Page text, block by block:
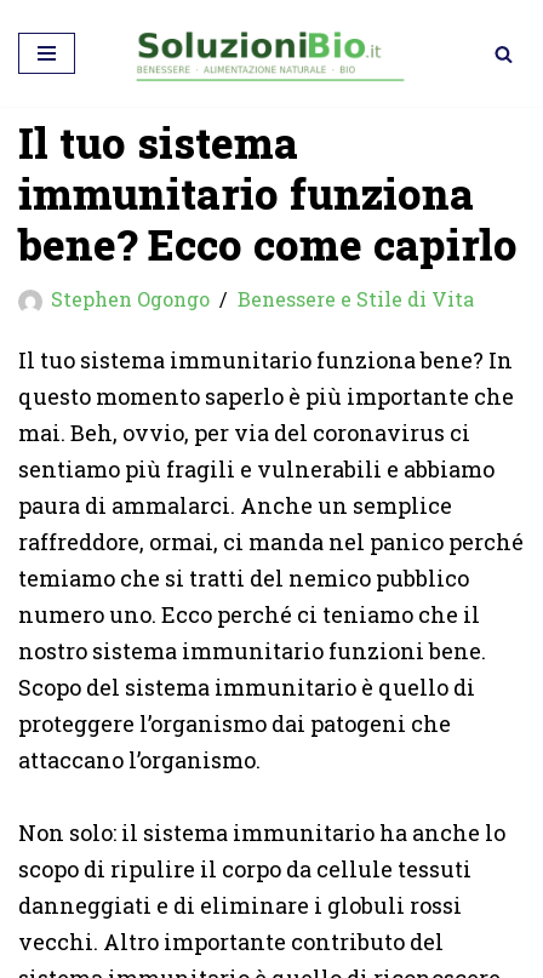
Vai
contenuto
Il tuo sistema
immunitario funziona
bene? Ecco come capirlo
Stephen Ogongo Benessere e Stile di Vita
Il tuo sistema immunitario funziona bene? In
questo momento saperlo è più importante che
mai. Beh, ovvio, per via del coronavirus ci
sentiamo più fragili e vulnerabili e abbiamo
paura di ammalarci. Anche un semplice
raffreddore, ormai, ci manda nel panico perché
temiamo che si tratti del nemico pubblico
numero uno. Ecco perché ci teniamo che il
nostro sistema immunitario funzioni bene.
Scopo del sistema immunitario è quello di
proteggere l’organismo dai patogeni che
attaccano l’organismo.
Non solo: il sistema immunitario ha anche lo
scopo di ripulire il corpo da cellule tessuti
danneggiati e di eliminare i globuli rossi
vecchi. Altro importante contributo del